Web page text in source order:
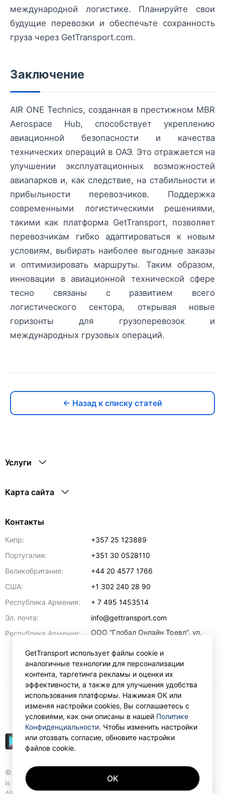
международной логистике. Планируйте свои
будущие перевозки и обеспечьте сохранность
груза через GetTransport.com.
Заключение
AIR ONE Technics, созданная в престижном MBR
Aerospace Hub, способствует укреплению
авиационной безопасности и качества
технических операций в ОАЭ. Это отражается на
улучшении эксплуатационных возможностей
авиапарков и, как следствие, на стабильности и
прибыльности перевозчиков. Поддержка
современными логистическими решениями,
такими как платформа GetTransport, позволяет
перевозчикам гибко адаптироваться к новым
условиям, выбирать наиболее выгодные заказы
и оптимизировать маршруты. Таким образом,
инновации в авиационной технической сфере
тесно связаны с развитием всего
логистического сектора, открывая новые
горизонты для грузоперевозок и
международных грузовых операций.
← Назад к списку статей
Услуги
Карта сайта
Контакты
Кипр:
+357 25 123889
Португалия:
+351 30 0528110
Великобритания:
+44 20 4577 1766
США:
+1 302 240 28 90
Республика Армения:
+ 7 495 1453514
Эл. почта:
info@gettransport.com
Республика Армения:
ООО “Глобал Онлайн Тревл”, ул.
регистрационный номер
271.110.1183229, РНН 00238516
Ереван 0070
© Gettransport International Limited. GetTransport®
is trademark of Gettransport International Limited.
RUB
GetTransport использует файлы cookie и
аналогичные технологии для персонализации
контента, таргетинга рекламы и оценки их
эффективности, а также для улучшения удобства
использования платформы. Нажимая ОК или
изменяя настройки cookies, Вы соглашаетесь с
условиями, как они описаны в нашей Политике
Конфиденциальности. Чтобы изменить настройки
или отозвать согласие, обновите настройки
файлов cookie.
OK
AI